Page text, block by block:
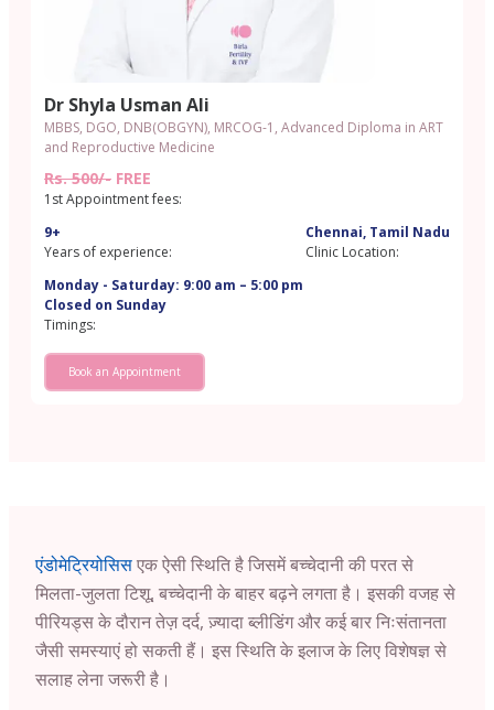
Dr Shyla Usman Ali
MBBS, DGO, DNB(OBGYN), MRCOG-1, Advanced Diploma in ART
and Reproductive Medicine
Rs. 500/- FREE
1st Appointment fees:
9+
Years of experience:
Chennai, Tamil Nadu
Clinic Location:
Monday - Saturday: 9:00 am – 5:00 pm
Closed on Sunday
Timings:
Book an Appointment
एंडोमेट्रियोसिसएक ऐसी स्थिति है जिसमें बच्चेदानी की परत से
मिलता-जुलता टिशू, बच्चेदानी के बाहर बढ़ने लगता है। इसकी वजह से
पीरियड्स के दौरान तेज़ दर्द, ज़्यादा ब्लीडिंग और कई बार निःसंतानता
जैसी समस्याएं हो सकती हैं। इस स्थिति के इलाज के लिए विशेषज्ञ से
सलाह लेना जरूरी है।